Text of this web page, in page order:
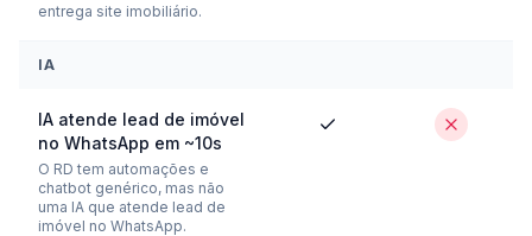
entrega site imobiliário.
IA
IA atende lead de imóvel
no WhatsApp em ~10s
O RD tem automações e
chatbot genérico, mas não
uma IA que atende lead de
imóvel no WhatsApp.